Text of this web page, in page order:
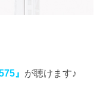
』 が聴けます♪